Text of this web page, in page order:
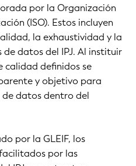
por la Organización
(ISO). Estos incluyen
la exhaustividad y la
datos del IPJ. Al instituir
calidad definidos se
y objetivo para
datos dentro del
por la GLEIF, los
por las